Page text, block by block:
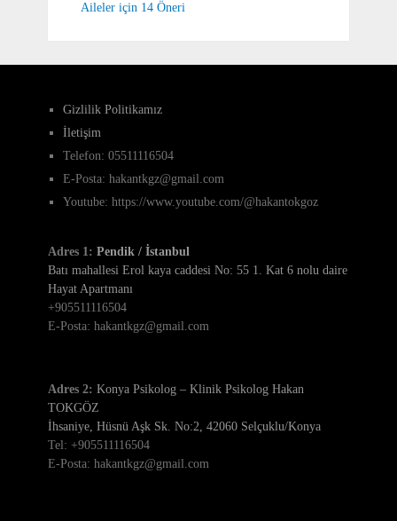
Aileler için 14 Öneri
Gizlilik Politikamız
İletişim
Telefon: 05511116504
E-Posta: hakantkgz@gmail.com
Youtube: https://www.youtube.com/@hakantokgoz
Adres 1: Pendik / İstanbul
Batı mahallesi Erol kaya caddesi No: 55 1. Kat 6 nolu daire
Hayat Apartmanı
+905511116504
E-Posta: hakantkgz@gmail.com
Adres 2: Konya Psikolog – Klinik Psikolog Hakan
TOKGÖZ
İhsaniye, Hüsnü Aşk Sk. No:2, 42060 Selçuklu/Konya
Tel: +905511116504
E-Posta: hakantkgz@gmail.com